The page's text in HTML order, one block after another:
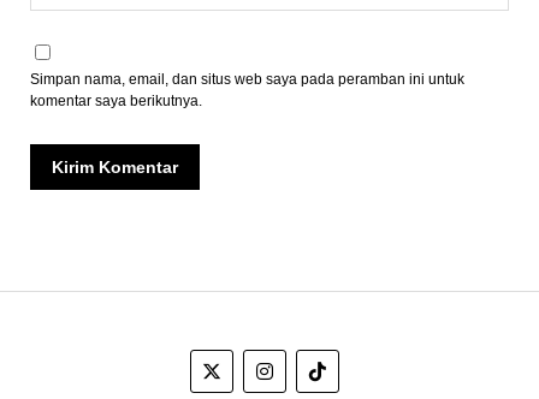
Simpan nama, email, dan situs web saya pada peramban ini untuk
komentar saya berikutnya.